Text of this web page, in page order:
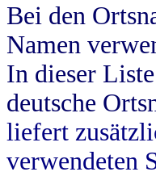
Bei den
Namen
In dieser
deutsche
liefert
verwendeten